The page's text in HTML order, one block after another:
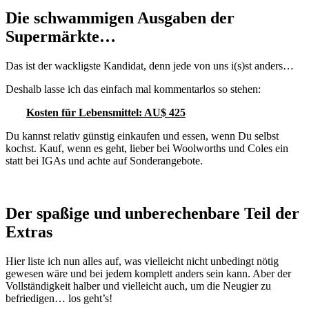
Die schwammigen Ausgaben der
Supermärkte…
Das ist der wackligste Kandidat, denn jede von uns i(s)st anders…
Deshalb lasse ich das einfach mal kommentarlos so stehen:
Kosten für Lebensmittel: AU$ 425
Du kannst relativ günstig einkaufen und essen, wenn Du selbst
kochst. Kauf, wenn es geht, lieber bei Woolworths und Coles ein
statt bei IGAs und achte auf Sonderangebote.
Der spaßige und unberechenbare Teil der
Extras
Hier liste ich nun alles auf, was vielleicht nicht unbedingt nötig
gewesen wäre und bei jedem komplett anders sein kann. Aber der
Vollständigkeit halber und vielleicht auch, um die Neugier zu
befriedigen… los geht’s!